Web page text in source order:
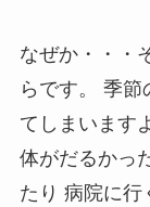
なぜか・・・
らです。 季節
てしまいます
体がだるかっ
たり 病院に行